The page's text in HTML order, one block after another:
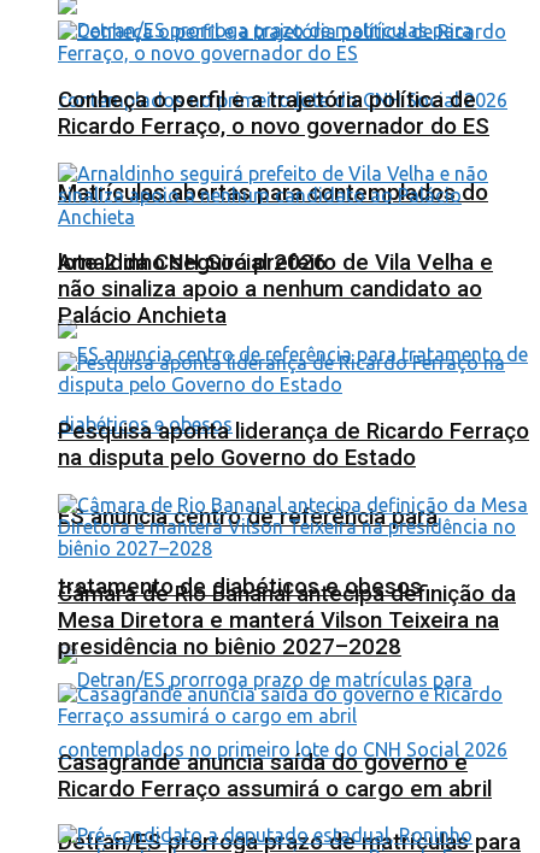
Matrículas abertas para contemplados do
lote 2 da CNH Social 2026
ES anuncia centro de referência para
tratamento de diabéticos e obesos
Detran/ES prorroga prazo de matrículas para
Conheça o perfil e a trajetória política de
Ricardo Ferraço, o novo governador do ES
Arnaldinho seguirá prefeito de Vila Velha e
não sinaliza apoio a nenhum candidato ao
Palácio Anchieta
Pesquisa aponta liderança de Ricardo Ferraço
na disputa pelo Governo do Estado
Câmara de Rio Bananal antecipa definição da
Mesa Diretora e manterá Vilson Teixeira na
presidência no biênio 2027–2028
Casagrande anuncia saída do governo e
Ricardo Ferraço assumirá o cargo em abril